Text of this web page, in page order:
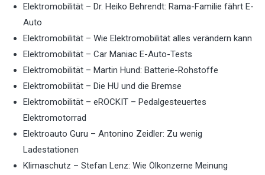
Elektromobilität – Dr. Heiko Behrendt: Rama-Familie fährt E-
Auto
Elektromobilität – Wie Elektromobilität alles verändern kann
Elektromobilität – Car Maniac E-Auto-Tests
Elektromobilität – Martin Hund: Batterie-Rohstoffe
Elektromobilität – Die HU und die Bremse
Elektromobilität – eROCKIT – Pedalgesteuertes
Elektromotorrad
Elektroauto Guru – Antonino Zeidler: Zu wenig
Ladestationen
Klimaschutz – Stefan Lenz: Wie Ölkonzerne Meinung